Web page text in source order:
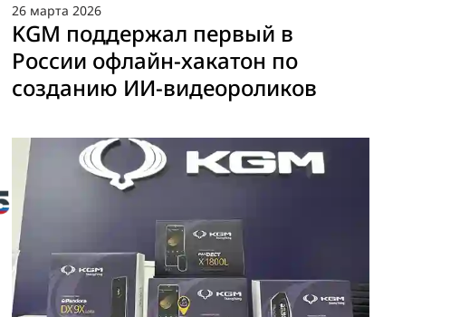
26 марта 2026
KGM поддержал первый в
России офлайн-хакатон по
созданию ИИ-видеороликов